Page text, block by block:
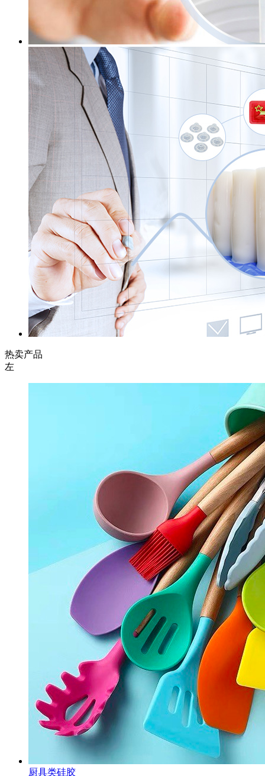
热卖产品
左
厨具类硅胶